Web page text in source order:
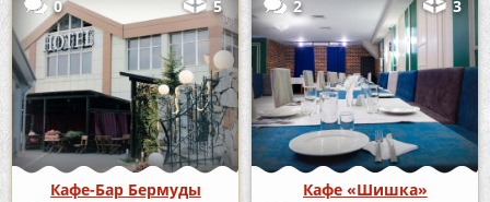
0 5
Кафе-Бар Бермуды
2 3
Кафе «Шишка»